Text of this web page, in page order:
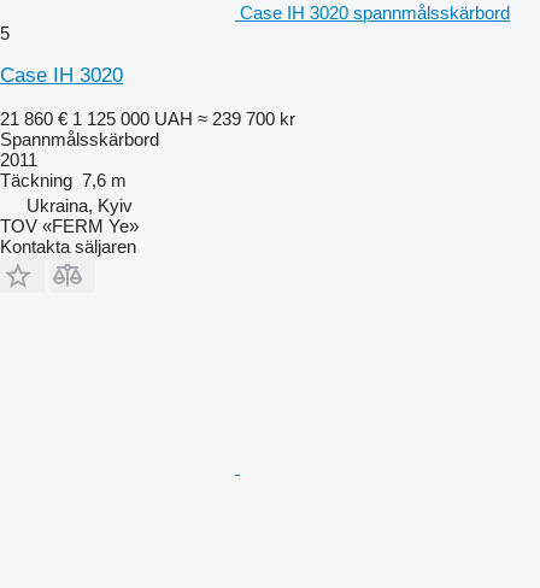
Case IH 3020 spannmålsskärbord
5
Case IH 3020
21 860 € 1 125 000 UAH ≈ 239 700 kr
Spannmålsskärbord
2011
Täckning 7,6 m
Ukraina, Kyiv
TOV «FERM Ye»
Kontakta säljaren